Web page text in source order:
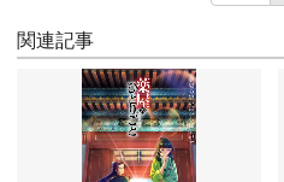
関連記事